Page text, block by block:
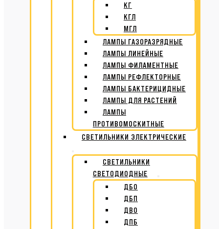
КГ
КГЛ
МГЛ
ЛАМПЫ ГАЗОРАЗРЯДНЫЕ
ЛАМПЫ ЛИНЕЙНЫЕ
ЛАМПЫ ФИЛАМЕНТНЫЕ
ЛАМПЫ РЕФЛЕКТОРНЫЕ
ЛАМПЫ БАКТЕРИЦИДНЫЕ
ЛАМПЫ ДЛЯ РАСТЕНИЙ
ЛАМПЫ
ПРОТИВОМОСКИТНЫЕ
СВЕТИЛЬНИКИ ЭЛЕКТРИЧЕСКИЕ
СВЕТИЛЬНИКИ
СВЕТОДИОДНЫЕ
ДБО
ДБП
ДВО
ДПБ